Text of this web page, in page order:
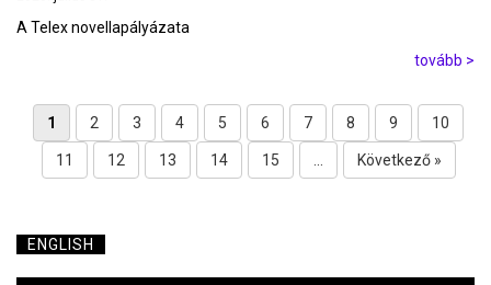
A Telex novellapályázata
tovább >
1 2 3 4 5 6 7 8 9 10
11 12 13 14 15 ... Következő »
ENGLISH